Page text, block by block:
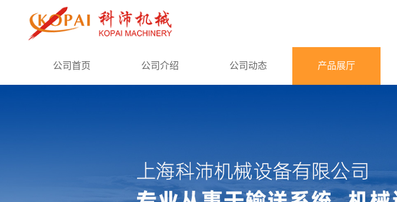
公司首页
公司首页 公司介绍 公司动态 产品展厅